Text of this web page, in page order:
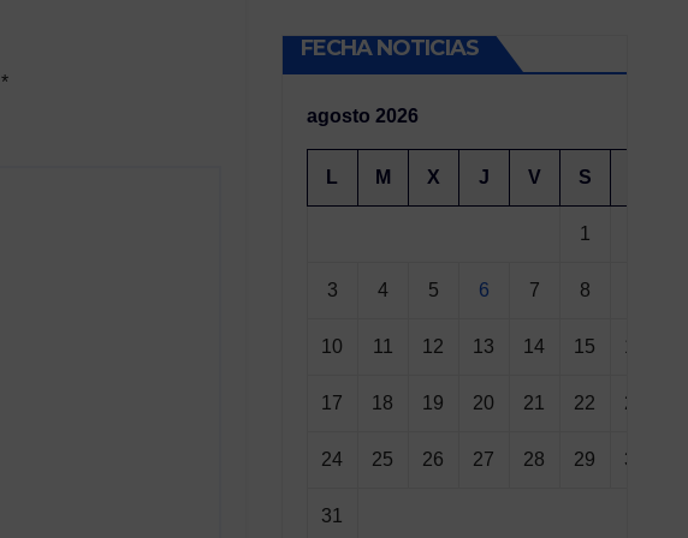
*
FECHA NOTICIAS
agosto 2026
L M X J V S
1
3 4 5 6 7 8
10 11 12 13 14 15 16
17 18 19 20 21 22 23
24 25 26 27 28 29 30
31